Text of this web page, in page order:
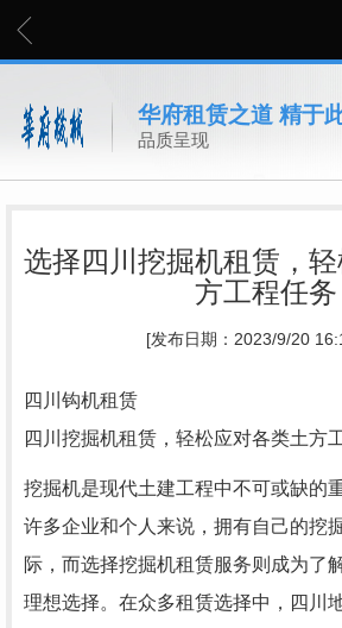
华府租赁之道 精于
品质呈现
选择四川挖掘机租赁，
方工程任务
[发布日期：2023/9/20
四川钩机租赁
四川挖掘机租赁，轻松应对各类土方
挖掘机是现代土建工程中不可或缺的
许多企业和个人来说，拥有自己的挖
际，而选择挖掘机租赁服务则成为了
理想选择。在众多租赁选择中，四川